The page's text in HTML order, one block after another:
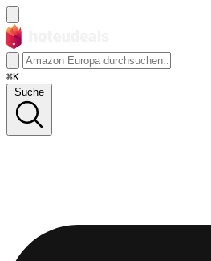
⌘K
Suche